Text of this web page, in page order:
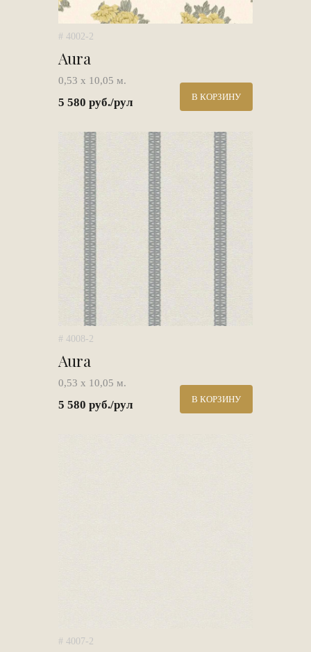
# 4002-2
Aura
0,53 х 10,05 м.
5 580 руб./рул В КОРЗИНУ
# 4008-2
Aura
0,53 х 10,05 м.
5 580 руб./рул В КОРЗИНУ
# 4007-2